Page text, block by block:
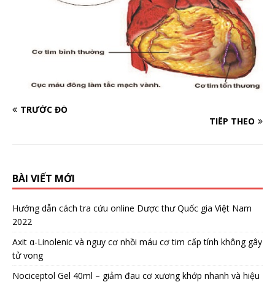
TRƯỚC ĐÓ
TIẾP THEO
BÀI VIẾT MỚI
Hướng dẫn cách tra cứu online Dược thư Quốc gia Việt Nam
2022
Axit α-Linolenic và nguy cơ nhồi máu cơ tim cấp tính không gây
tử vong
Nociceptol Gel 40ml – giảm đau cơ xương khớp nhanh và hiệu